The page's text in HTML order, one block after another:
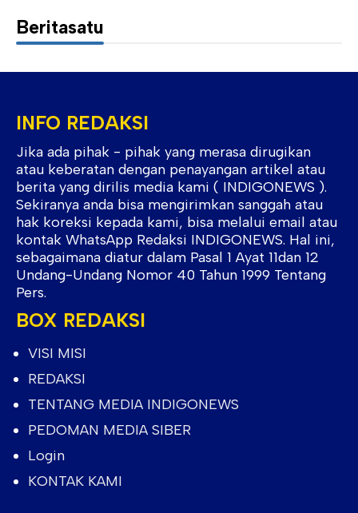
Beritasatu
INFO REDAKSI
Jika ada pihak - pihak yang merasa dirugikan
atau keberatan dengan penayangan artikel atau
berita yang dirilis media kami ( INDIGONEWS ).
Sekiranya anda bisa mengirimkan sanggah atau
hak koreksi kepada kami, bisa melalui email atau
kontak WhatsApp Redaksi INDIGONEWS. Hal ini,
sebagaimana diatur dalam Pasal 1 Ayat 11dan 12
Undang-Undang Nomor 40 Tahun 1999 Tentang
Pers.
BOX REDAKSI
VISI MISI
REDAKSI
TENTANG MEDIA INDIGONEWS
PEDOMAN MEDIA SIBER
Login
KONTAK KAMI